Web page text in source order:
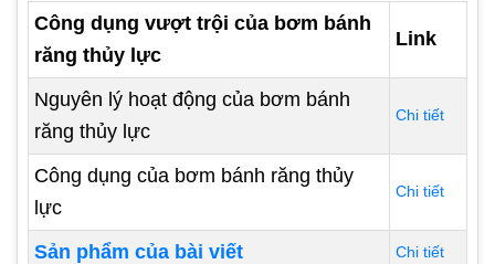
Công dụng vượt trội của bơm bánh
răng thủy lực
Link
Nguyên lý hoạt động của bơm bánh
răng thủy lực
Chi tiết
Công dụng của bơm bánh răng thủy
lực
Chi tiết
Sản phẩm của bài viết Chi tiết